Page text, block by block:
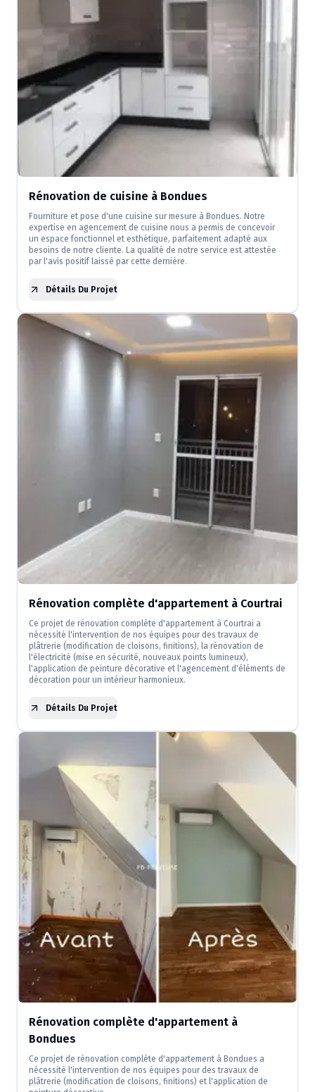
Rénovation de cuisine à Bondues
Fourniture et pose d'une cuisine sur mesure à Bondues. Notre
expertise en agencement de cuisine nous a permis de concevoir
un espace fonctionnel et esthétique, parfaitement adapté aux
besoins de notre cliente. La qualité de notre service est attestée
par l'avis positif laissé par cette dernière.
Détails Du Projet
Rénovation complète d'appartement à Courtrai
Ce projet de rénovation complète d'appartement à Courtrai a
nécessité l'intervention de nos équipes pour des travaux de
plâtrerie (modification de cloisons, finitions), la rénovation de
l'électricité (mise en sécurité, nouveaux points lumineux),
l'application de peinture décorative et l'agencement d'éléments de
décoration pour un intérieur harmonieux.
Détails Du Projet
Rénovation complète d'appartement à
Bondues
Ce projet de rénovation complète d'appartement à Bondues a
nécessité l'intervention de nos équipes pour des travaux de
plâtrerie (modification de cloisons, finitions) et l'application de